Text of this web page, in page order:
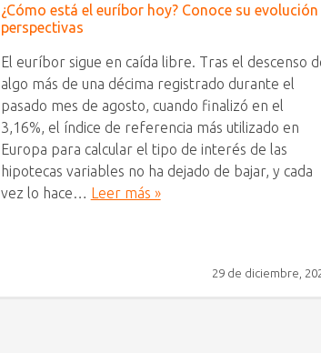
¿Cómo está el euríbor hoy? Conoce su evolución
perspectivas
El euríbor sigue en caída libre. Tras el descenso
algo más de una décima registrado durante el
pasado mes de agosto, cuando finalizó en el
3,16%, el índice de referencia más utilizado en
Europa para calcular el tipo de interés de las
hipotecas variables no ha dejado de bajar, y cada
vez lo hace… Leer más »
29 de diciembre,